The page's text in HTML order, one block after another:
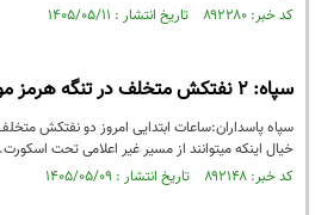
کد خبر: ۸۹۲۲۸۰ تاریخ انتشار : ۱۴۰۵/۰۵/۱۱
سپاه: ۲ نفتکش متخلف در تنگه هرمز مورد اصابت قرار گرفتد
سپاه پاسداران:ساعات ابتدایی امروز دو نفتکش
خیال اینکه میتوانند از مسیر غیر اعلامی تحت
کد خبر: ۸۹۲۱۴۸ تاریخ انتشار : ۱۴۰۵/۰۵/۰۹